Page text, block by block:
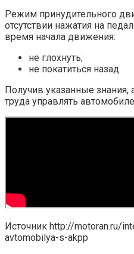
Режим принудительного
отсутствии нажатия на
время начала движения:
не глохнуть;
не покатиться назад.
Получив указанные
труда управлять
Источник http://motoran.ru/
avtomobilya-s-akpp